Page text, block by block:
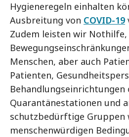
Hygieneregeln einhalten
Ausbreitung von COVID-19
Zudem leisten wir
Menschen, aber auch
Patienten,
Behandlungseinrichtungen
Quarantänestationen und
schutzbedürftige
menschenwürdigen